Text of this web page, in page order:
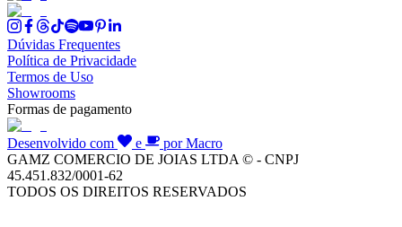
Dúvidas Frequentes
Política de Privacidade
Termos de Uso
Showrooms
Formas de pagamento
Desenvolvido com e
por Macro
GAMZ COMERCIO DE JOIAS LTDA © - CNPJ
45.451.832/0001-62
TODOS OS DIREITOS RESERVADOS